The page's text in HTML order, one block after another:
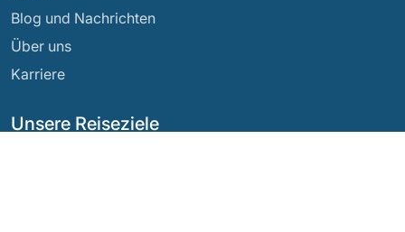
Unsere Reiseziele
Blog und Nachrichten
Über uns
Karriere